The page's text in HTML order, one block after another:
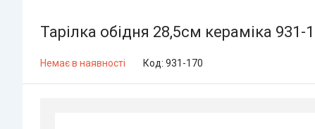
Тарілка обідня 28,5см кераміка
Немає в наявності Код: 931-170